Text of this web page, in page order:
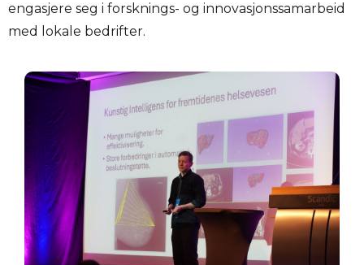
engasjere seg i forsknings- og innovasjonssamarbeid
med lokale bedrifter.